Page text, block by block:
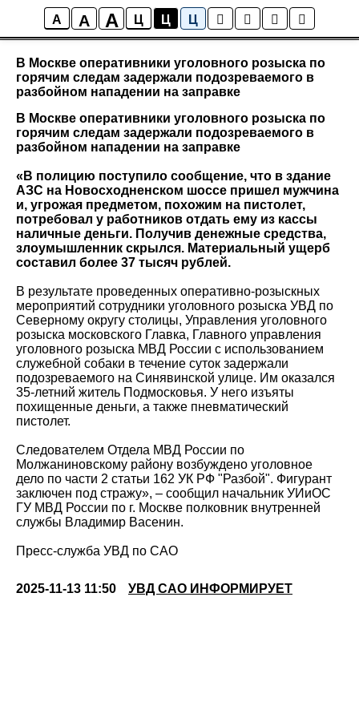
A A A Ц Ц Ц
Новости района Коптево
В Москве оперативники уголовного розыска по
горячим следам задержали подозреваемого в
разбойном нападении на заправке
В Москве оперативники уголовного розыска по
горячим следам задержали подозреваемого в
разбойном нападении на заправке
«В полицию поступило сообщение, что в здание
АЗС на Новосходненском шоссе пришел мужчина
и, угрожая предметом, похожим на пистолет,
потребовал у работников отдать ему из кассы
наличные деньги. Получив денежные средства,
злоумышленник скрылся. Материальный ущерб
составил более 37 тысяч рублей.
В результате проведенных оперативно-розыскных
мероприятий сотрудники уголовного розыска УВД по
Северному округу столицы, Управления уголовного
розыска московского Главка, Главного управления
уголовного розыска МВД России с использованием
служебной собаки в течение суток задержали
подозреваемого на Синявинской улице. Им оказался
35-летний житель Подмосковья. У него изъяты
похищенные деньги, а также пневматический
пистолет.
Следователем Отдела МВД России по
Молжаниновскому району возбуждено уголовное
дело по части 2 статьи 162 УК РФ "Разбой". Фигурант
заключен под стражу», – сообщил начальник УИиОС
ГУ МВД России по г. Москве полковник внутренней
службы Владимир Васенин.
Пресс-служба УВД по САО
2025-11-13 11:50 УВД САО ИНФОРМИРУЕТ